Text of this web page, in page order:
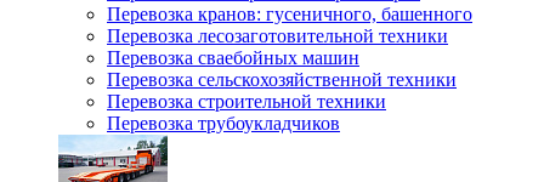
Перевозка кранов: гусеничного, башенного
Перевозка лесозаготовительной техники
Перевозка сваебойных машин
Перевозка сельскохозяйственной техники
Перевозка строительной техники
Перевозка трубоукладчиков